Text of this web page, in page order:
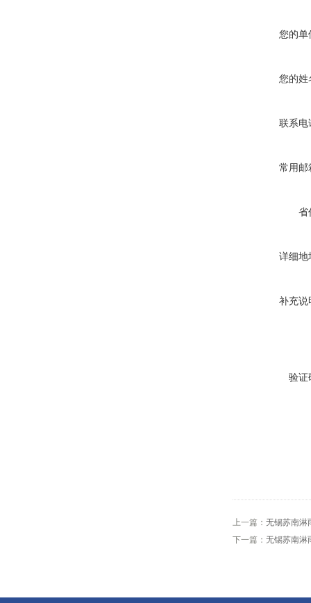
您的单
您的姓
联系电
常用邮
省
详细地
补充说
验证
上一篇： 无锡苏南淋
下一篇： 无锡苏南淋